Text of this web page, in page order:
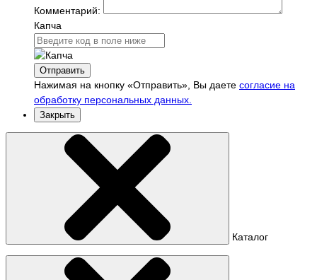
Комментарий:
Капча
Отправить
Нажимая на кнопку «Отправить», Вы даете согласие на
обработку персональных данных.
Закрыть
Каталог